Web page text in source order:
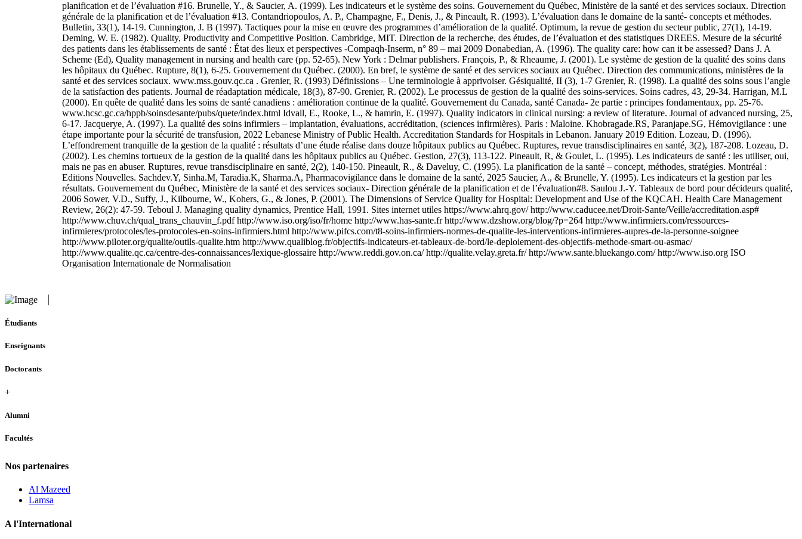
planification et de l’évaluation #16. Brunelle, Y., & Saucier, A. (1999). Les indicateurs et le système des soins. Gouvernement du Québec, Ministère de la santé et des services sociaux. Direction
générale de la planification et de l’évaluation #13. Contandriopoulos, A. P., Champagne, F., Denis, J., & Pineault, R. (1993). L’évaluation dans le domaine de la santé- concepts et méthodes.
Bulletin, 33(1), 14-19. Cunnington, J. B (1997). Tactiques pour la mise en œuvre des programmes d’amélioration de la qualité. Optimum, la revue de gestion du secteur public, 27(1), 14-19.
Deming, W. E. (1982). Quality, Productivity and Competitive Position. Cambridge, MIT. Direction de la recherche, des études, de l’évaluation et des statistiques DREES. Mesure de la sécurité
des patients dans les établissements de santé : État des lieux et perspectives -Compaqh-Inserm, n° 89 – mai 2009 Donabedian, A. (1996). The quality care: how can it be assessed? Dans J. A
Scheme (Ed), Quality management in nursing and health care (pp. 52-65). New York : Delmar publishers. François, P., & Rheaume, J. (2001). Le système de gestion de la qualité des soins dans
les hôpitaux du Québec. Rupture, 8(1), 6-25. Gouvernement du Québec. (2000). En bref, le système de santé et des services sociaux au Québec. Direction des communications, ministères de la
santé et des services sociaux. www.mss.gouv.qc.ca . Grenier, R. (1993) Définissions – Une terminologie à apprivoiser. Gésiqualité, II (3), 1-7 Grenier, R. (1998). La qualité des soins sous l’angle
de la satisfaction des patients. Journal de réadaptation médicale, 18(3), 87-90. Grenier, R. (2002). Le processus de gestion de la qualité des soins-services. Soins cadres, 43, 29-34. Harrigan, M.L
(2000). En quête de qualité dans les soins de santé canadiens : amélioration continue de la qualité. Gouvernement du Canada, santé Canada- 2e partie : principes fondamentaux, pp. 25-76.
www.hcsc.gc.ca/hppb/soinsdesante/pubs/quete/index.html Idvall, E., Rooke, L., & hamrin, E. (1997). Quality indicators in clinical nursing: a review of literature. Journal of advanced nursing, 25,
6-17. Jacquerye, A. (1997). La qualité des soins infirmiers – implantation, évaluations, accréditation, (sciences infirmières). Paris : Maloine. Khobragade.RS, Paranjape.SG, Hémovigilance : une
étape importante pour la sécurité de transfusion, 2022 Lebanese Ministry of Public Health. Accreditation Standards for Hospitals in Lebanon. January 2019 Edition. Lozeau, D. (1996).
L’effondrement tranquille de la gestion de la qualité : résultats d’une étude réalise dans douze hôpitaux publics au Québec. Ruptures, revue transdisciplinaires en santé, 3(2), 187-208. Lozeau, D.
(2002). Les chemins tortueux de la gestion de la qualité dans les hôpitaux publics au Québec. Gestion, 27(3), 113-122. Pineault, R, & Goulet, L. (1995). Les indicateurs de santé : les utiliser, oui,
mais ne pas en abuser. Ruptures, revue transdisciplinaire en santé, 2(2), 140-150. Pineault, R., & Daveluy, C. (1995). La planification de la santé – concept, méthodes, stratégies. Montréal :
Editions Nouvelles. Sachdev.Y, Sinha.M, Taradia.K, Sharma.A, Pharmacovigilance dans le domaine de la santé, 2025 Saucier, A., & Brunelle, Y. (1995). Les indicateurs et la gestion par les
résultats. Gouvernement du Québec, Ministère de la santé et des services sociaux- Direction générale de la planification et de l’évaluation#8. Saulou J.-Y. Tableaux de bord pour décideurs qualité,
2006 Sower, V.D., Suffy, J., Kilbourne, W., Kohers, G., & Jones, P. (2001). The Dimensions of Service Quality for Hospital: Development and Use of the KQCAH. Health Care Management
Review, 26(2): 47-59. Teboul J. Managing quality dynamics, Prentice Hall, 1991. Sites internet utiles https://www.ahrq.gov/ http://www.caducee.net/Droit-Sante/Veille/accreditation.asp#
http://www.chuv.ch/qual_trans_chauvin_f.pdf http://www.iso.org/iso/fr/home http://www.has-sante.fr http://www.dzshow.org/blog/?p=264 http://www.infirmiers.com/ressources-
infirmieres/protocoles/les-protocoles-en-soins-infirmiers.html http://www.pifcs.com/t8-soins-infirmiers-normes-de-qualite-les-interventions-infirmieres-aupres-de-la-personne-soignee
http://www.piloter.org/qualite/outils-qualite.htm http://www.qualiblog.fr/objectifs-indicateurs-et-tableaux-de-bord/le-deploiement-des-objectifs-methode-smart-ou-asmac/
http://www.qualite.qc.ca/centre-des-connaissances/lexique-glossaire http://www.reddi.gov.on.ca/ http://qualite.velay.greta.fr/ http://www.sante.bluekango.com/ http://www.iso.org ISO
Organisation Internationale de Normalisation
Étudiants
Enseignants
Doctorants
+
Alumni
Facultés
Nos partenaires
Al Mazeed
Lamsa
A l'International